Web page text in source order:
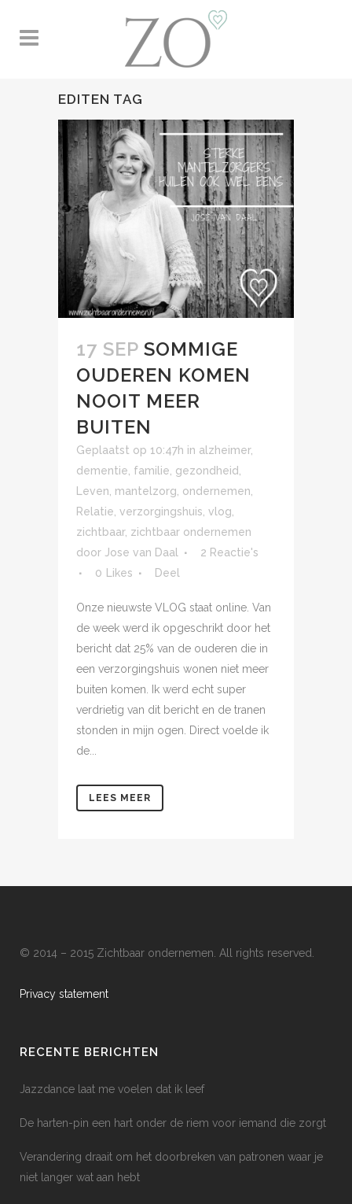
EDITEN TAG
17 SEP SOMMIGE
OUDEREN KOMEN
NOOIT MEER
BUITEN
Geplaatst op 10:47h in alzheimer,
dementie familie gezondheid
Leven mantelzorg ondernemen
Relatie verzorgingshuis vlog
zichtbaar, zichtbaar ondernemen
door Jose van Daal
2 Reactie's
0 Likes Deel
Onze nieuwste VLOG staat online. Van
de week werd ik opgeschrikt door het
bericht dat 25% van de ouderen die in
een verzorgingshuis wonen niet meer
buiten komen. Ik werd echt super
verdrietig van dit bericht en de tranen
stonden in mijn ogen. Direct voelde ik
de...
LEES MEER
© 2014 – 2015 Zichtbaar ondernemen. All rights reserved.
Privacy statement
RECENTE BERICHTEN
Jazzdance laat me voelen dat ik leef
De harten-pin een hart onder de riem voor iemand die zorgt
Verandering draait om het doorbreken van patronen waar je
niet langer wat aan hebt